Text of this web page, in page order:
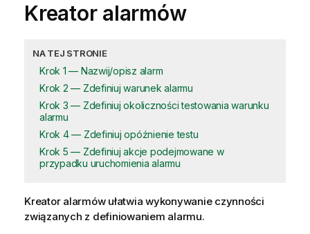
Kreator alarmów
NA TEJ STRONIE
Krok 1 — Nazwij/opisz alarm
Krok 2 — Zdefiniuj warunek alarmu
Krok 3 — Zdefiniuj okoliczności testowania warunku
alarmu
Krok 4 — Zdefiniuj opóźnienie testu
Krok 5 — Zdefiniuj akcje podejmowane w
przypadku uruchomienia alarmu
Kreator alarmów ułatwia wykonywanie czynności
związanych z definiowaniem alarmu.